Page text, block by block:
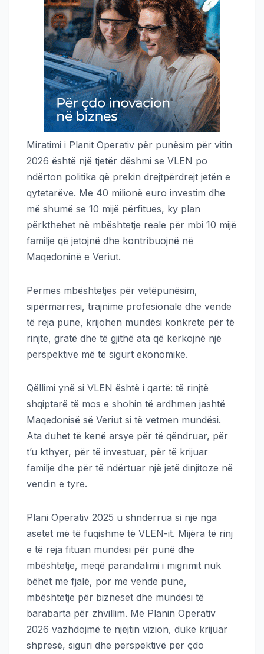
Miratimi i Planit Operativ për punësim për vitin
2026 është një tjetër dëshmi se VLEN po
ndërton politika që prekin drejtpërdrejt jetën e
qytetarëve. Me 40 milionë euro investim dhe
më shumë se 10 mijë përfitues, ky plan
përkthehet në mbështetje reale për mbi 10 mijë
familje që jetojnë dhe kontribuojnë në
Maqedoninë e Veriut.
Përmes mbështetjes për vetëpunësim,
sipërmarrësi, trajnime profesionale dhe vende
të reja pune, krijohen mundësi konkrete për të
rinjtë, gratë dhe të gjithë ata që kërkojnë një
perspektivë më të sigurt ekonomike.
Qëllimi ynë si VLEN është i qartë: të rinjtë
shqiptarë të mos e shohin të ardhmen jashtë
Maqedonisë së Veriut si të vetmen mundësi.
Ata duhet të kenë arsye për të qëndruar, për
t’u kthyer, për të investuar, për të krijuar
familje dhe për të ndërtuar një jetë dinjitoze në
vendin e tyre.
Plani Operativ 2025 u shndërrua si një nga
asetet më të fuqishme të VLEN-it. Mijëra të rinj
e të reja fituan mundësi për punë dhe
mbështetje, meqë parandalimi i migrimit nuk
bëhet me fjalë, por me vende pune,
mbështetje për bizneset dhe mundësi të
barabarta për zhvillim. Me Planin Operativ
2026 vazhdojmë të njëjtin vizion, duke krijuar
shpresë, siguri dhe perspektivë për çdo